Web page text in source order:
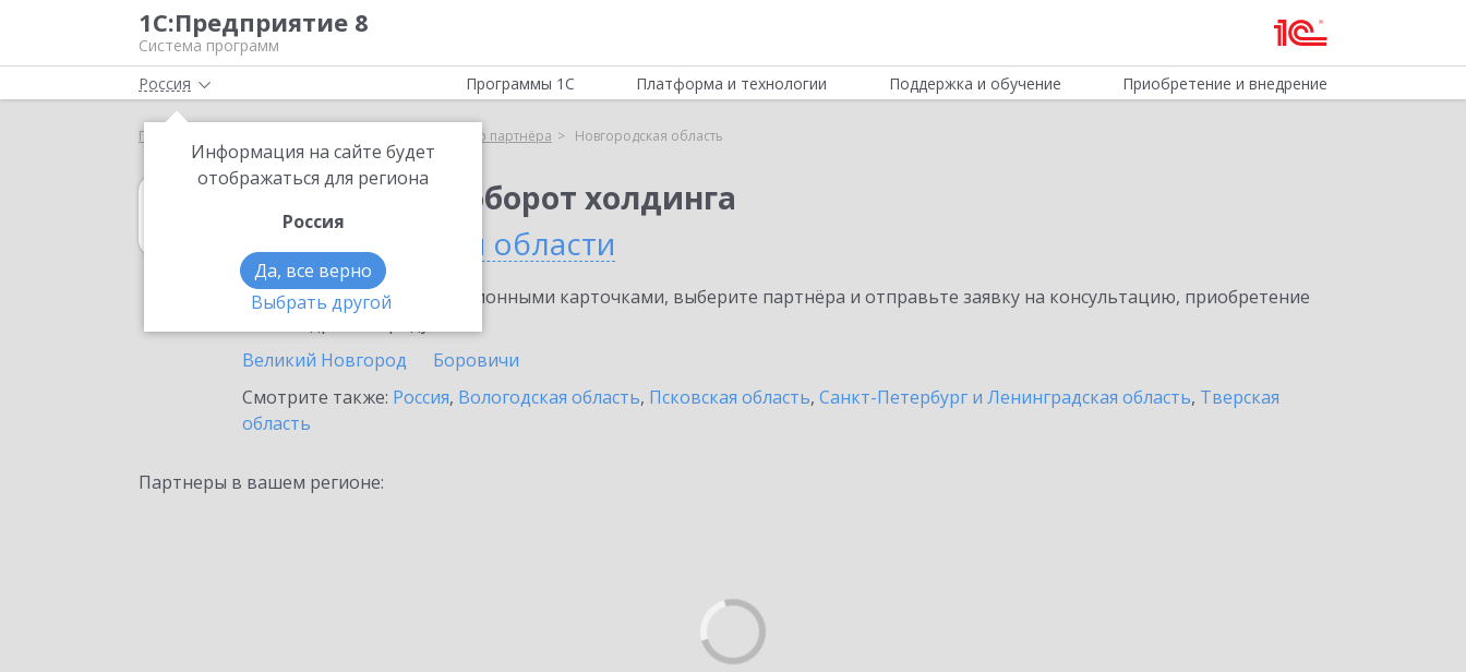
1С:Предприятие 8
Система программ
Россия
Информация на сайте будет
отображаться для региона
Россия
Да, все верно
Выбрать другой
Программы 1С Платформа и технологии Поддержка и обучение Приобретение и внедрение
Главная Выбор партнёра Новгородская область
1С:Документооборот холдинга
в Новгородской области
Ознакомьтесь с информационными карточками, выберите партнёра и отправьте заявку на консультацию, приобретение
Великий Новгород
Боровичи
Смотрите также: Россия, Вологодская область, Псковская область, Санкт-Петербург и Ленинградская область, Тверская
область
Партнеры в вашем регионе: